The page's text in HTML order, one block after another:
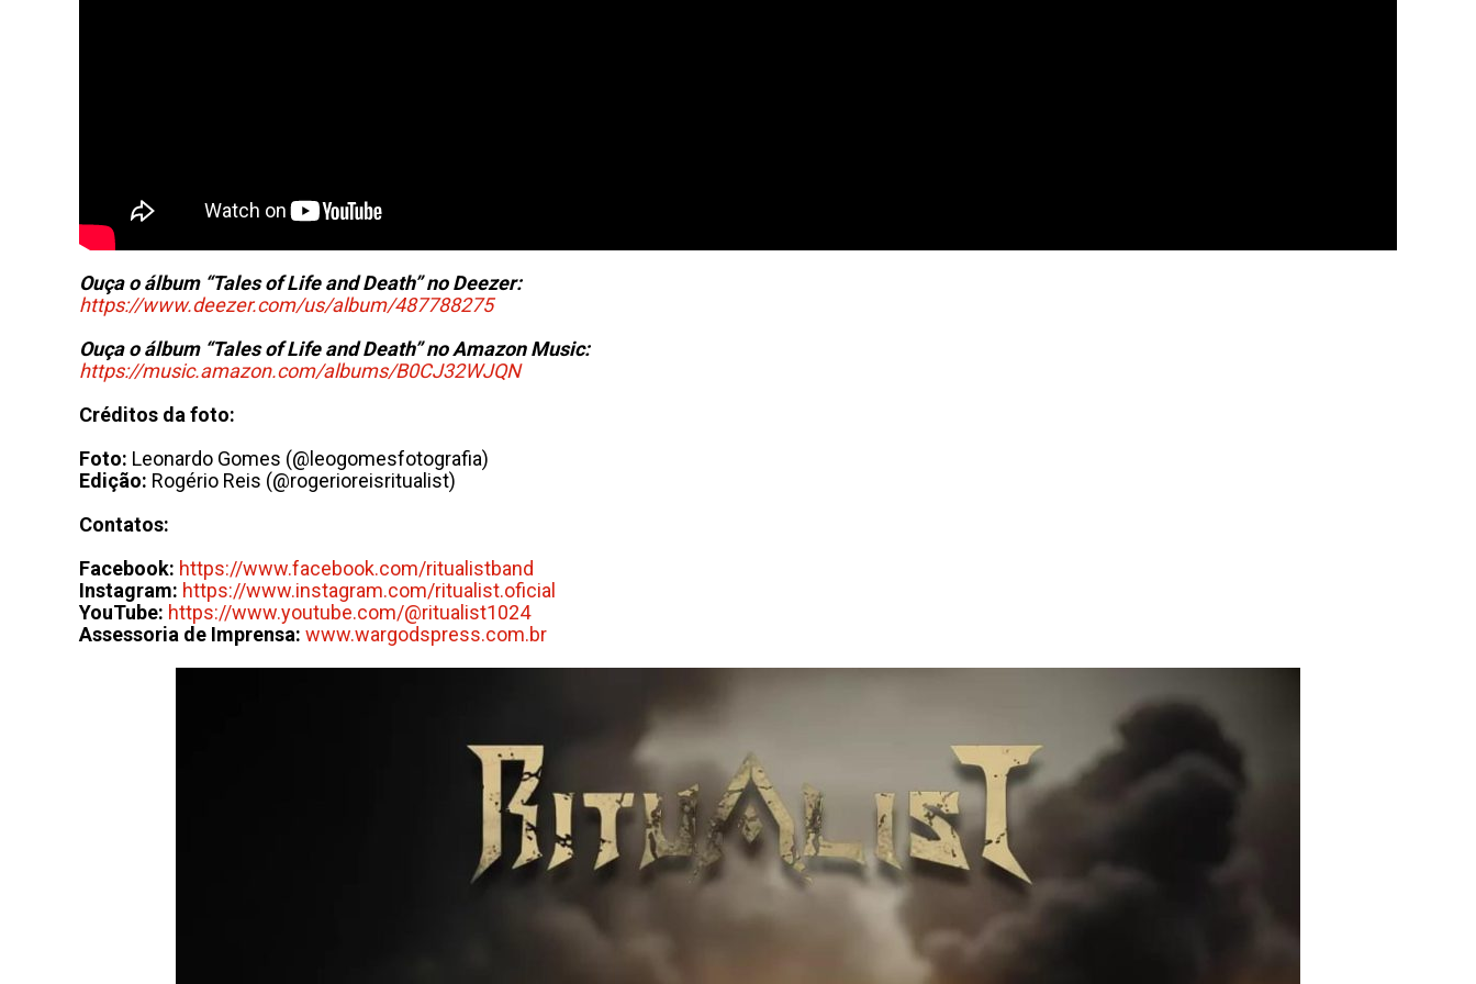
Ouça o álbum “Tales of Life and Death” no Deezer:
https://www.deezer.com/us/album/487788275
Ouça o álbum “Tales of Life and Death” no Amazon Music:
https://music.amazon.com/albums/B0CJ32WJQN
Créditos da foto:
Foto: Leonardo Gomes (@leogomesfotografia)
Edição: Rogério Reis (@rogerioreisritualist)
Contatos:
Facebook: https://www.facebook.com/ritualistband
Instagram: https://www.instagram.com/ritualist.oficial
YouTube: https://www.youtube.com/@ritualist1024
Assessoria de Imprensa: www.wargodspress.com.br